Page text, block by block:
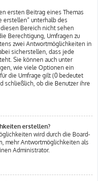
ersten Beitrag eines Themas
erstellen“ unterhalb des
Bereich nicht sehen
Berechtigung, Umfragen zu
zwei Antwortmöglichkeiten in
sicherstellen, dass jede
Sie können auch unter
wie viele Optionen ein
die Umfrage gilt (0 bedeutet
schließlich, ob die Benutzer ihre
erstellen?
wird durch die Board-
mehr Antwortmöglichkeiten als
Administrator.